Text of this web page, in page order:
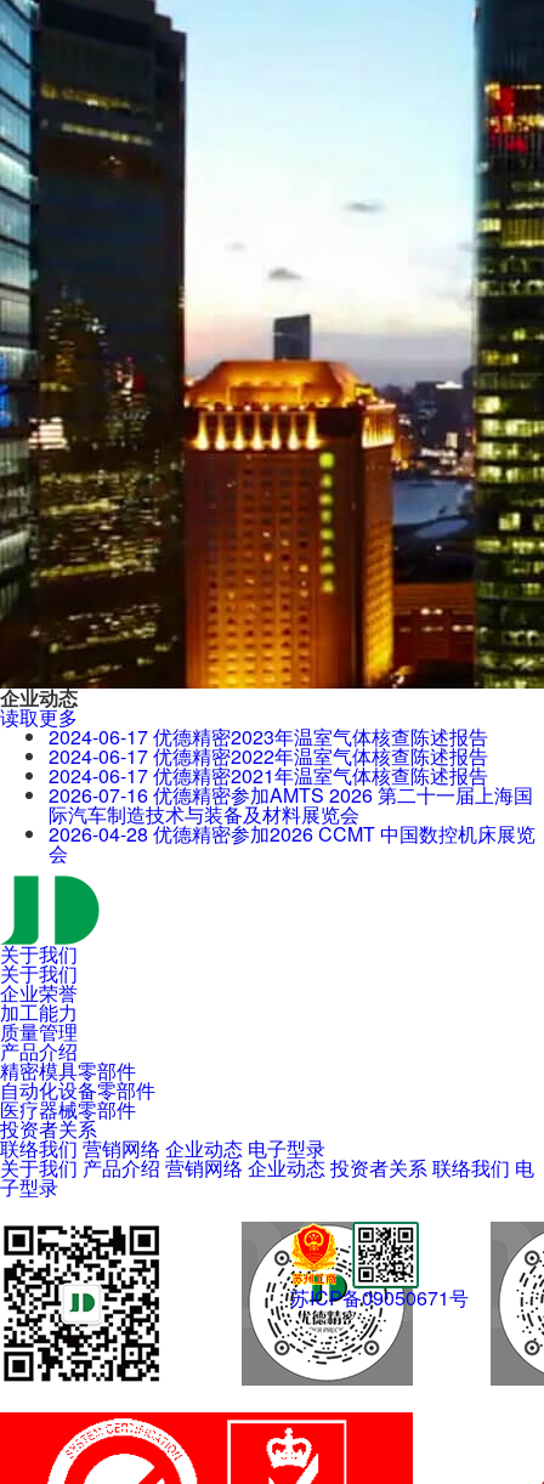
企业动态
读取更多
2024-06-17优德精密2023年温室气体核查陈述报告
2024-06-17优德精密2022年温室气体核查陈述报告
2024-06-17优德精密2021年温室气体核查陈述报告
2026-07-16优德精密参加AMTS 2026 第二十一届上海国
际汽车制造技术与装备及材料展览会
2026-04-28优德精密参加2026 CCMT 中国数控机床展览
会
关于我们
关于我们
企业荣誉
加工能力
质量管理
产品介绍
精密模具零部件
自动化设备零部件
医疗器械零部件
投资者关系
联络我们 营销网络企业动态 电子型录
关于我们 产品介绍 营销网络企业动态投资者关系联络我们 电
子型录
苏ICP备09050671号